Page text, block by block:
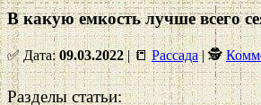
В какую емкость лучше всего
✅ Дата:09.03.2022| 📒Рассада| 🕵
Разделы статьи: